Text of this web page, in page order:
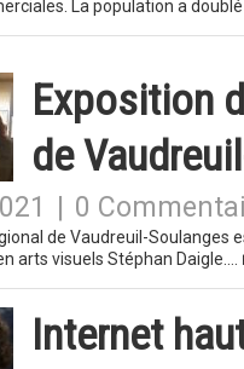
La population a doublé
Exposition
de
0
de Vaudreuil-Soulanges
arts visuels Stéphan Daigle….
Internet